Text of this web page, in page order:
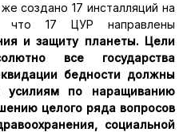
создано 17 инсталляций на
что 17 ЦУР направлены
и защиту планеты. Цели
все государства
бедности должны
усилиям по наращиванию
целого ряда вопросов
социальной